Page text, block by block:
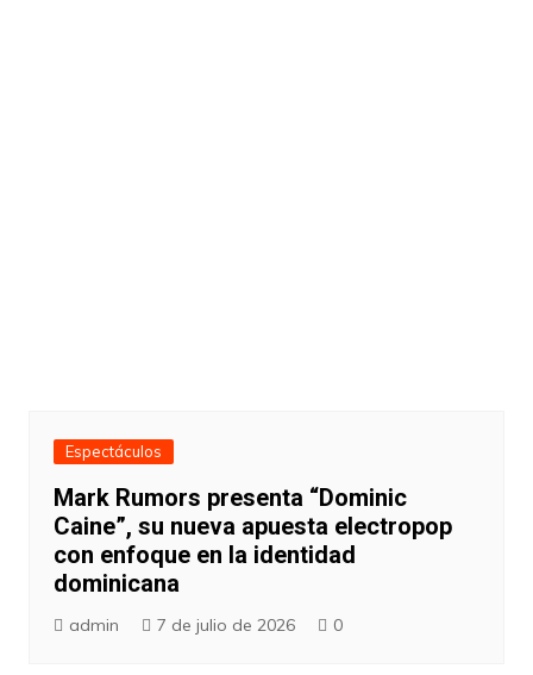
Espectáculos
Mark Rumors presenta “Dominic
Caine”, su nueva apuesta electropop
con enfoque en la identidad
dominicana
admin 7 de julio de 2026 0